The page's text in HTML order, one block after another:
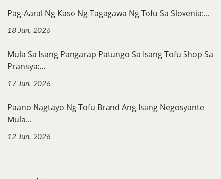
Pag-Aaral Ng Kaso Ng Tagagawa Ng Tofu Sa Slovenia:...
18 Jun, 2026
Mula Sa Isang Pangarap Patungo Sa Isang Tofu Shop Sa
Pransya:...
17 Jun, 2026
Paano Nagtayo Ng Tofu Brand Ang Isang Negosyante
Mula...
12 Jun, 2026